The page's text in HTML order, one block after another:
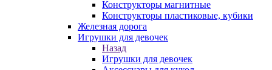
Конструкторы магнитные
Конструкторы пластиковые, кубики
Железная дорога
Игрушки для девочек
Назад
Игрушки для девочек